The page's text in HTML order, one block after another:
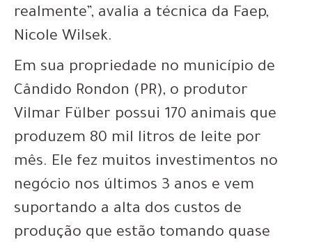
realmente”, avalia a técnica da Faep,
Nicole Wilsek.
Em sua propriedade no município de
Cândido Rondon (PR), o produtor
Vilmar Fülber possui 170 animais que
produzem 80 mil litros de leite por
mês. Ele fez muitos investimentos no
negócio nos últimos 3 anos e vem
suportando a alta dos custos de
produção que estão tomando quase